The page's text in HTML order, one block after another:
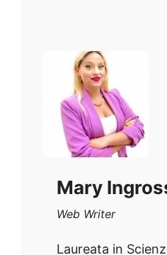
Mary
Web Writer
Laureata in